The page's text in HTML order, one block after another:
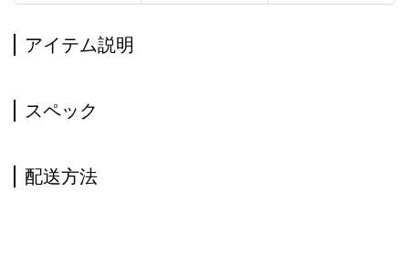
アイテム説明
スペック
配送方法